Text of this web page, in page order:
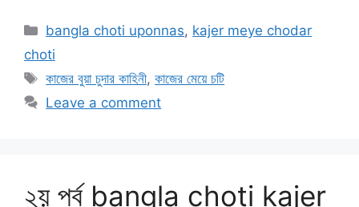
Categories
bangla choti uponnas, kajer meye chodar
choti
Tags
কাজের বুয়া চুদার কাহিনী,কাজের মেয়ে চটি
Leave a comment
২য় পর্ব bangla choti kajer